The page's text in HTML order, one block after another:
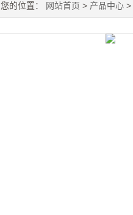
您的位置： 网站首页 > 产品中心 >